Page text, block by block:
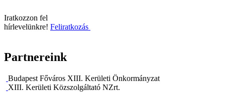
Iratkozzon fel
hírlevelünkre! Feliratkozás
Partnereink
Budapest Főváros XIII. Kerületi Önkormányzat
XIII. Kerületi Közszolgáltató NZrt.